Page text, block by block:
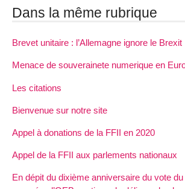
Dans la même rubrique
Brevet unitaire : l’Allemagne ignore le Brexit
Menace de souverainete numerique en
Les citations
Bienvenue sur notre site
Appel à donations de la FFII en 2020
Appel de la FFII aux parlements nationaux
En dépit du dixième anniversaire du vote